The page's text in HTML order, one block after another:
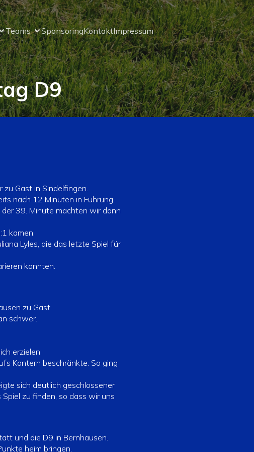
Teams SponsoringKontaktImpressum
D9
Gast in Sindelfingen.
nach 12 Minuten in Führung.
39. Minute machten wir dann
kamen.
Lyles, die das letzte Spiel für
konnten.
zu Gast.
schwer.
erzielen.
Kontern beschränkte. So ging
sich deutlich geschlossener
zu finden, so dass wir uns
und die D9 in Bernhausen.
heim bringen.